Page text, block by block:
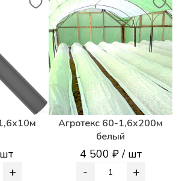
Более 400 видов упаковки
+
Агротекс 60-1,6х200м
белый
4 500 ₽ / шт
- +